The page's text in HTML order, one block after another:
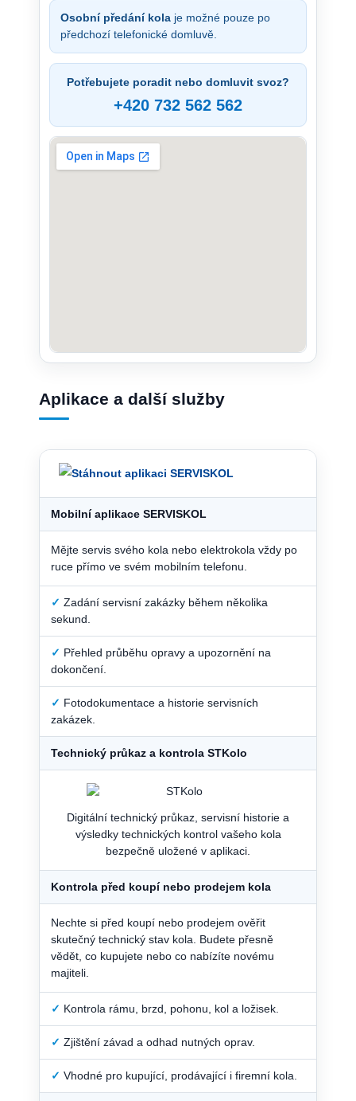
Osobní předání kola je možné pouze po
předchozí telefonické domluvě.
Potřebujete poradit nebo domluvit svoz?
+420 732 562 562
Aplikace a další služby
Mobilní aplikace SERVISKOL
Mějte servis svého kola nebo elektrokola vždy po
ruce přímo ve svém mobilním telefonu.
✓ Zadání servisní zakázky během několika
sekund.
✓ Přehled průběhu opravy a upozornění na
dokončení.
✓ Fotodokumentace a historie servisních
zakázek.
Technický průkaz a kontrola STKolo
Digitální technický průkaz, servisní historie a
výsledky technických kontrol vašeho kola
bezpečně uložené v aplikaci.
Kontrola před koupí nebo prodejem kola
Nechte si před koupí nebo prodejem ověřit
skutečný technický stav kola. Budete přesně
vědět, co kupujete nebo co nabízíte novému
majiteli.
✓ Kontrola rámu, brzd, pohonu, kol a ložisek.
✓ Zjištění závad a odhad nutných oprav.
✓ Vhodné pro kupující, prodávající i firemní kola.